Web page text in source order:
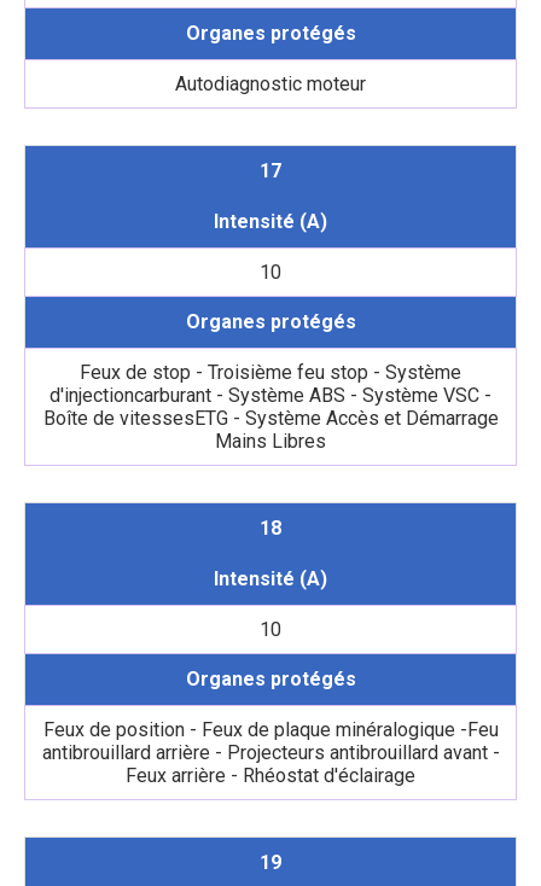
Organes protégés
Autodiagnostic moteur
17
Intensité (A)
10
Organes protégés
Feux de stop - Troisième feu stop - Système
d'injectioncarburant - Système ABS - Système VSC -
Boîte de vitessesETG - Système Accès et Démarrage
Mains Libres
18
Intensité (A)
10
Organes protégés
Feux de position - Feux de plaque minéralogique -Feu
antibrouillard arrière - Projecteurs antibrouillard avant -
Feux arrière - Rhéostat d'éclairage
19